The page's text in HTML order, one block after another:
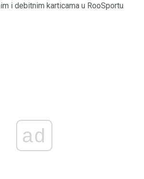
i debitnim karticama u RooSportu
ad